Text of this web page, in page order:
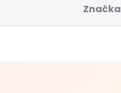
Značka